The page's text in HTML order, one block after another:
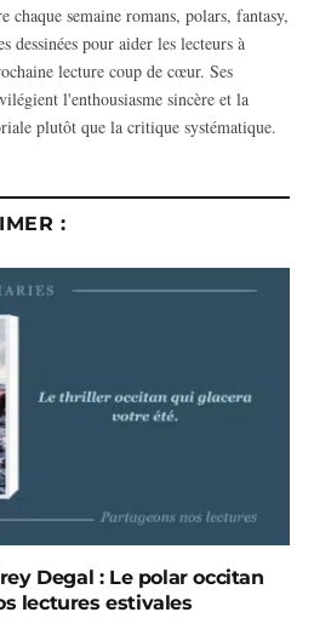
chaque semaine romans, polars, fantasy,
dessinées pour aider les lecteurs à
lecture coup de cœur. Ses
l'enthousiasme sincère et la
plutôt que la critique systématique.
:
Degal : Le polar occitan
lectures estivales